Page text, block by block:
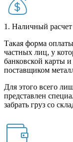
1. Наличный расчет
Такая форма
частных лиц, у
банковской карты и
поставщиком
Для этого всего
представлен
забрать груз со